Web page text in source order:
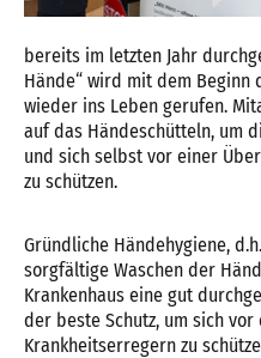
bereits im letzten Jahr
Hände“ wird mit dem
wieder ins Leben gerufen.
auf das Händeschütteln, um
und sich selbst vor einer
zu schützen.
Gründliche Händehygiene,
sorgfältige Waschen der
Krankenhaus eine gut
der beste Schutz, um sich
Krankheitserregern zu